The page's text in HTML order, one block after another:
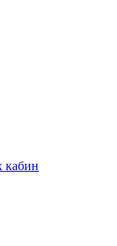
кабин